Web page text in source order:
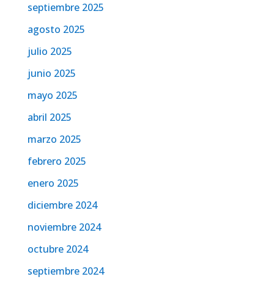
septiembre 2025
agosto 2025
julio 2025
junio 2025
mayo 2025
abril 2025
marzo 2025
febrero 2025
enero 2025
diciembre 2024
noviembre 2024
octubre 2024
septiembre 2024